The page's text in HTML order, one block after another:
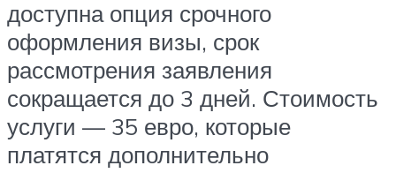
доступна опция срочного
оформления визы, срок
рассмотрения заявления
сокращается до 3 дней. Стоимость
услуги — 35 евро, которые
платятся дополнительно